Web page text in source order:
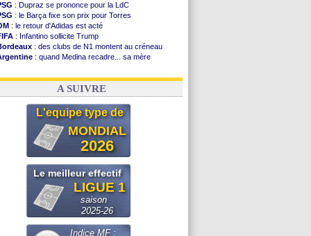
: Dupraz se prononce pour la LdC
: le Barça fixe son prix pour Torres
: le retour d'Adidas est acté
: Infantino sollicite Trump
: des clubs de N1 montent au créneau
: quand Medina recadre... sa mère
: Paixão attire un 2e club anglais
A SUIVRE
L'equipe type de
MONDIAL
2026
Le meilleur effectif
LIGUE 1
saison
2025-26
Indice MF :